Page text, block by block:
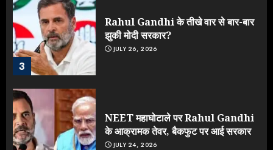
3
Rahul Gandhi के तीखे वार से बार-बार
झुकी मोदी सरकार?
JULY 26, 2026
NEET महाघोटाले पर Rahul Gandhi
के आक्रामक तेवर, बैकफुट पर आई सरकार
JULY 24, 2026